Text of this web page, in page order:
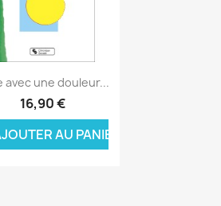
Aperçu rapide
avec une douleur...
16,90 €
AU PANIER